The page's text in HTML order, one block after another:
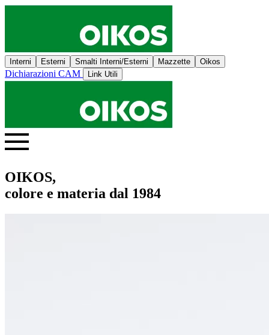
Interni Esterni Smalti Interni/Esterni Mazzette Oikos
Dichiarazioni CAM Link Utili
OIKOS,
colore e materia dal 1984